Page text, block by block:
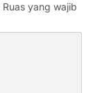
Ruas yang wajib